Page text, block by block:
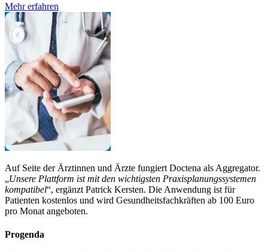
Mehr erfahren
Auf Seite der Ärztinnen und Ärzte fungiert Doctena als Aggregator.
„Unsere Plattform ist mit den wichtigsten Praxisplanungssystemen
kompatibel“, ergänzt Patrick Kersten. Die Anwendung ist für
Patienten kostenlos und wird Gesundheitsfachkräften ab 100 Euro
pro Monat angeboten.
Progenda